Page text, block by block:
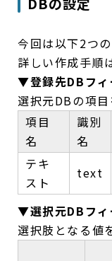
今回は以下2つ
詳しい作成手順
▼登録先DBフィ
選択元DBの項目
項目
名
識別
名
テキ
スト
text
▼選択元DBフィ
選択肢となる値